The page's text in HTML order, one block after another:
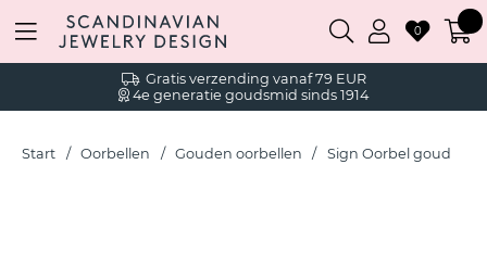
Gratis verzending vanaf 79 EUR
4e generatie goudsmid sinds 1914
0
Start Oorbellen Gouden oorbellen Sign Oorbel goud